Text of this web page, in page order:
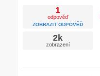
1
odpověď
ZOBRAZIT ODPOVĚĎ
2k
zobrazení